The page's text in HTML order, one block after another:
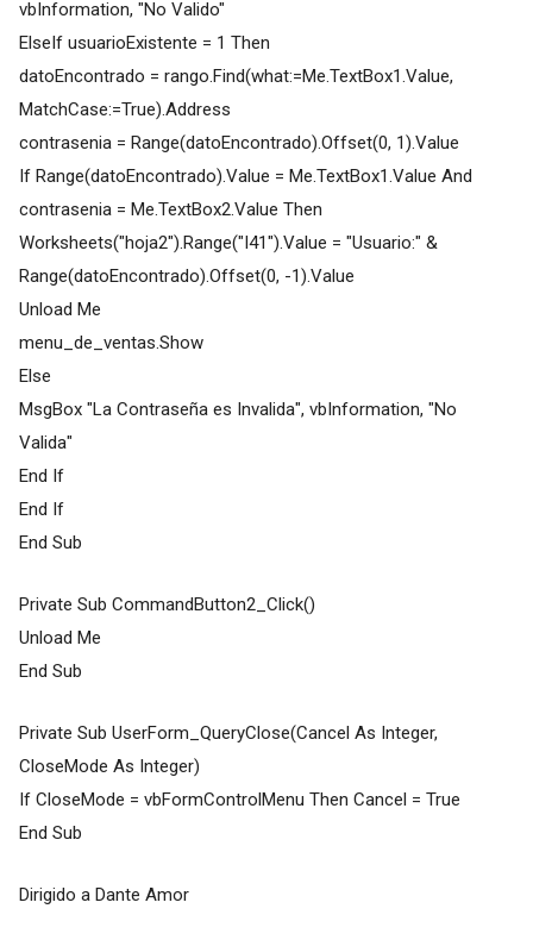
vbInformation, "No Valido"
ElseIf usuarioExistente = 1 Then
datoEncontrado = rango.Find(what:=Me.TextBox1.Value,
MatchCase:=True).Address
contrasenia = Range(datoEncontrado).Offset(0, 1).Value
If Range(datoEncontrado).Value = Me.TextBox1.Value And
contrasenia = Me.TextBox2.Value Then
Worksheets("hoja2").Range("I41").Value = "Usuario:" &
Range(datoEncontrado).Offset(0, -1).Value
Unload Me
menu_de_ventas.Show
Else
MsgBox "La Contraseña es Invalida", vbInformation, "No
Valida"
End If
End If
End Sub
Private Sub CommandButton2_Click()
Unload Me
End Sub
Private Sub UserForm_QueryClose(Cancel As Integer,
CloseMode As Integer)
If CloseMode = vbFormControlMenu Then Cancel = True
End Sub
Dirigido a Dante Amor